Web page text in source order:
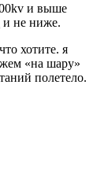
и выше
и не ниже.
хотите. я
«на шару»
полетело.